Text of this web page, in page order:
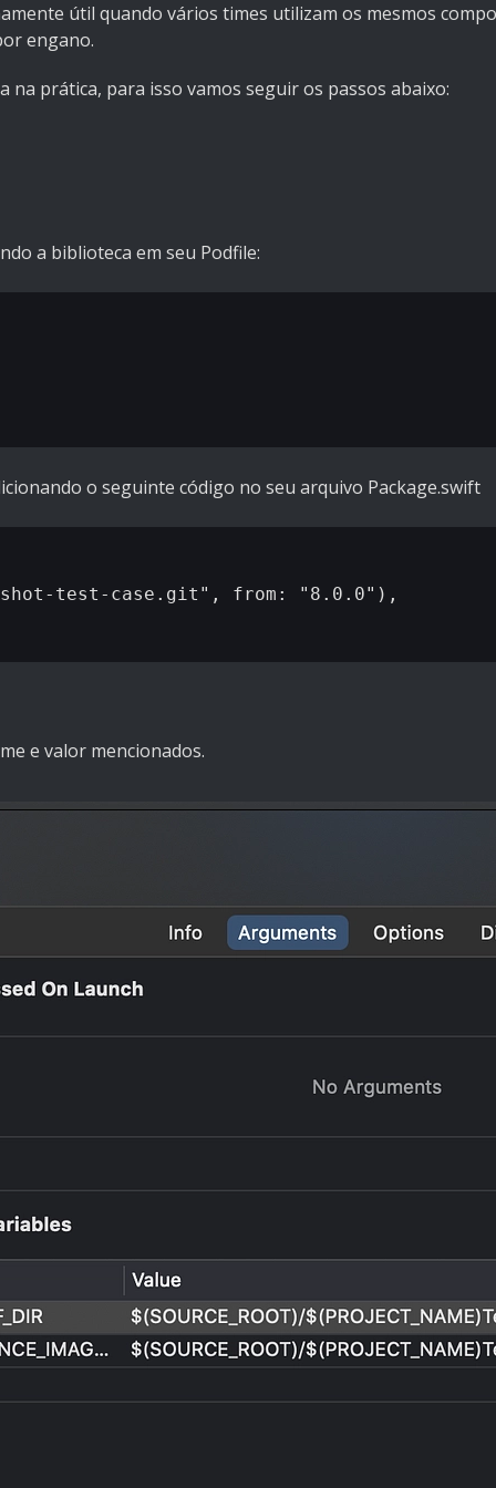
útil quando vários times utilizam os mesmos
engano.
prática, para isso vamos seguir os passos abaixo:
a biblioteca em seu Podfile:
o seguinte código no seu arquivo Package.swift
test-case.git", from: "8.0.0"),
e valor mencionados.